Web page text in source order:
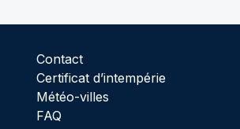
Contact
Certificat d’intempérie
Météo-villes
FAQ